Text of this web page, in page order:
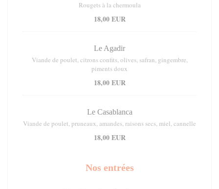
Rougets à la chermoula
18,00 EUR
Le Agadir
Viande de poulet, citrons confits, olives, safran, gingembre,
piments doux
18,00 EUR
Le Casablanca
Viande de poulet, pruneaux, amandes, raisons secs, miel, cannelle
18,00 EUR
Nos entrées